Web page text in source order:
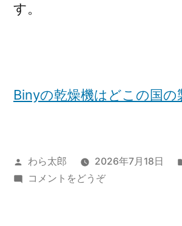
す。
Binyの乾燥機はどこの国の
投
稿
わら太郎 2026年7月18日
コメントをどうぞ(お